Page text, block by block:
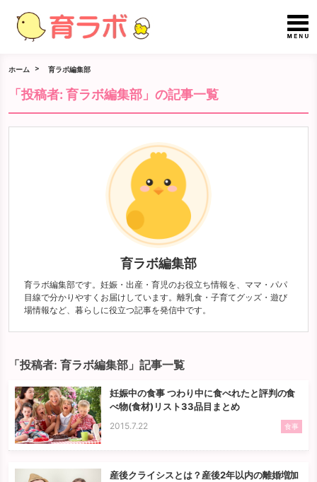
ホーム 育ラボ編集部
「投稿者: 育ラボ編集部」の記事一覧
育ラボ編集部
育ラボ編集部です。妊娠・出産・育児のお役立ち情報を、ママ・パパ
目線で分かりやすくお届けしています。離乳食・子育てグッズ・遊び
場情報など、暮らしに役立つ記事を発信中です。
「投稿者: 育ラボ編集部」記事一覧
妊娠中の食事 つわり中に食べれたと評判の食
べ物(食材)リスト33品目まとめ
2015.7.22 食事
産後クライシスとは？産後2年以内の離婚増加